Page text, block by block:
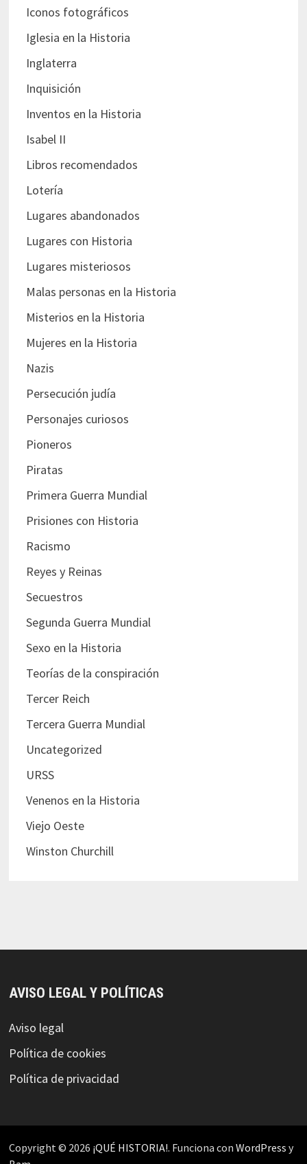
Iconos fotográficos
Iglesia en la Historia
Inglaterra
Inquisición
Inventos en la Historia
Isabel II
Libros recomendados
Lotería
Lugares abandonados
Lugares con Historia
Lugares misteriosos
Malas personas en la Historia
Misterios en la Historia
Mujeres en la Historia
Nazis
Persecución judía
Personajes curiosos
Pioneros
Piratas
Primera Guerra Mundial
Prisiones con Historia
Racismo
Reyes y Reinas
Secuestros
Segunda Guerra Mundial
Sexo en la Historia
Teorías de la conspiración
Tercer Reich
Tercera Guerra Mundial
Uncategorized
URSS
Venenos en la Historia
Viejo Oeste
Winston Churchill
AVISO LEGAL Y POLÍTICAS
Aviso legal
Política de cookies
Política de privacidad
Copyright © 2026 ¡QUÉ HISTORIA!. Funciona con WordPress y